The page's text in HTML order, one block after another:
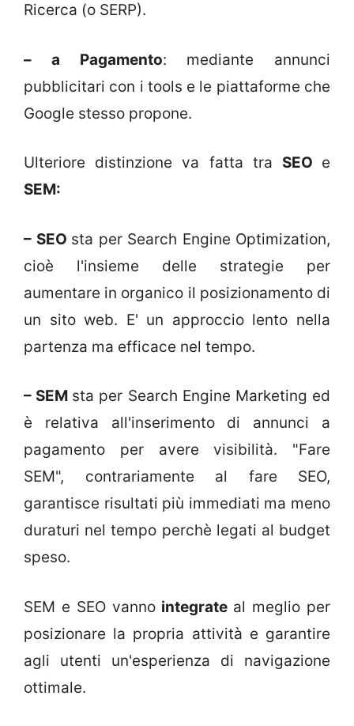
Ricerca (o SERP).
– a Pagamento: mediante annunci
pubblicitari con i tools e le piattaforme che
Google stesso propone.
Ulteriore distinzione va fatta tra SEO e
SEM:
– SEO sta per Search Engine Optimization,
cioè l'insieme delle strategie per
aumentare in organico il posizionamento di
un sito web. E' un approccio lento nella
partenza ma efficace nel tempo.
– SEM sta per Search Engine Marketing ed
è relativa all'inserimento di annunci a
pagamento per avere visibilità. "Fare
SEM", contrariamente al fare SEO,
garantisce risultati più immediati ma meno
duraturi nel tempo perchè legati al budget
speso.
SEM e SEO vanno integrate al meglio per
posizionare la propria attività e garantire
agli utenti un'esperienza di navigazione
ottimale.